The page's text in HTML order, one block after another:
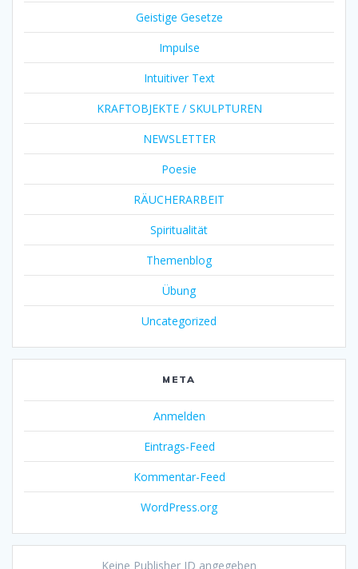
Geistige Gesetze
Impulse
Intuitiver Text
KRAFTOBJEKTE / SKULPTUREN
NEWSLETTER
Poesie
RÄUCHERARBEIT
Spiritualität
Themenblog
Übung
Uncategorized
META
Anmelden
Eintrags-Feed
Kommentar-Feed
WordPress.org
Keine Publisher ID angegeben